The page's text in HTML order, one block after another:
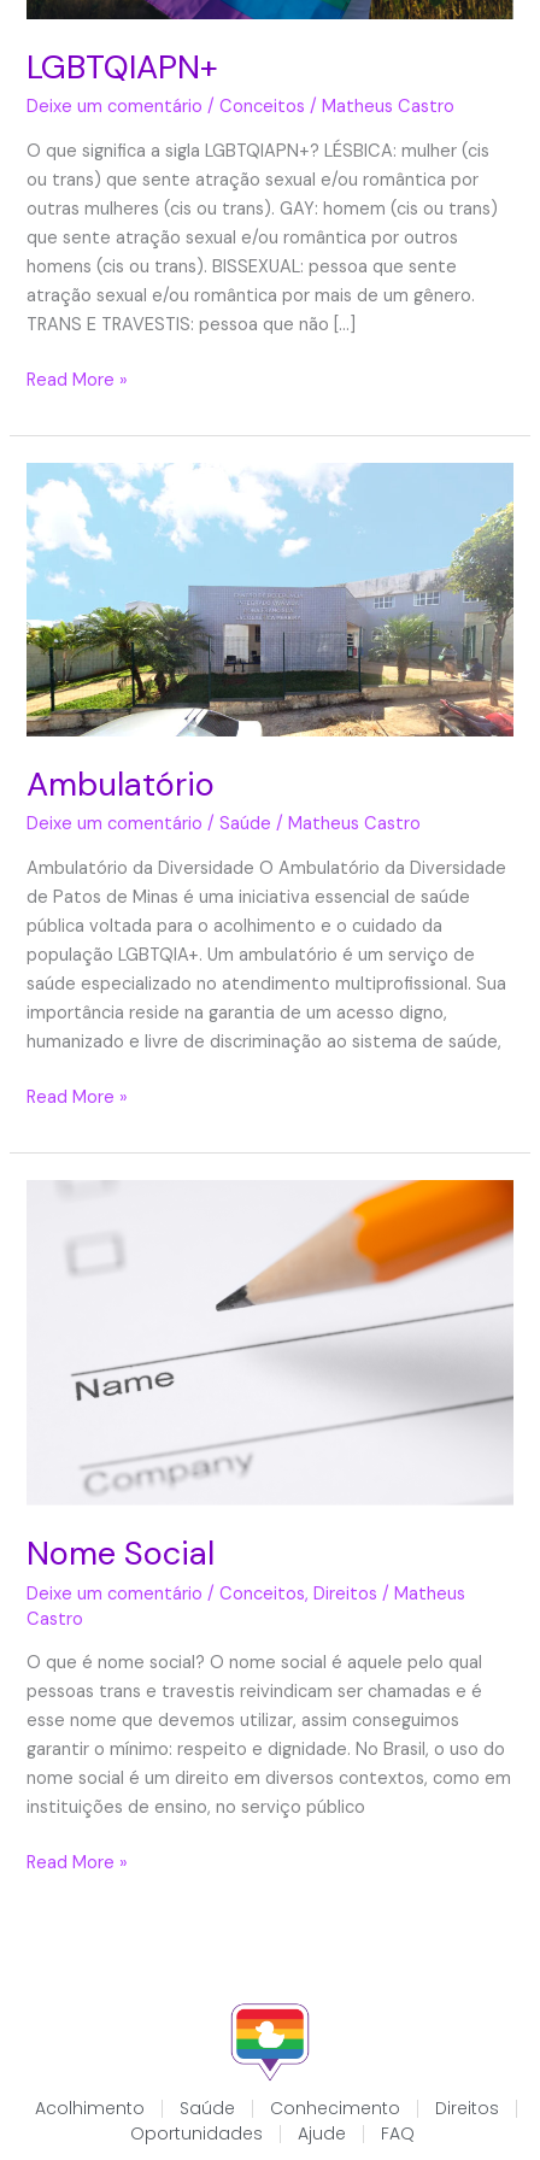
LGBTQIAPN+
Deixe um comentário /Conceitos /Matheus Castro
O que significa a sigla LGBTQIAPN+? LÉSBICA: mulher (cis
ou trans) que sente atração sexual e/ou romântica por
outras mulheres (cis ou trans). GAY: homem (cis ou trans)
que sente atração sexual e/ou romântica por outros
homens (cis ou trans). BISSEXUAL: pessoa que sente
atração sexual e/ou romântica por mais de um gênero.
TRANS E TRAVESTIS: pessoa que não […]
Read More »
Ambulatório
Deixe um comentário /Saúde /Matheus Castro
Ambulatório da Diversidade O Ambulatório da Diversidade
de Patos de Minas é uma iniciativa essencial de saúde
pública voltada para o acolhimento e o cuidado da
população LGBTQIA+. Um ambulatório é um serviço de
saúde especializado no atendimento multiprofissional. Sua
importância reside na garantia de um acesso digno,
humanizado e livre de discriminação ao sistema de saúde,
Ambulatório
Read More »
Nome Social
Deixe um comentário /Conceitos,Direitos /Matheus
Castro
O que é nome social? O nome social é aquele pelo qual
pessoas trans e travestis reivindicam ser chamadas e é
esse nome que devemos utilizar, assim conseguimos
garantir o mínimo: respeito e dignidade. No Brasil, o uso do
nome social é um direito em diversos contextos, como em
instituições de ensino, no serviço público
Read More »
Acolhimento Saúde Conhecimento
Direitos
Oportunidades
Ajude FAQ